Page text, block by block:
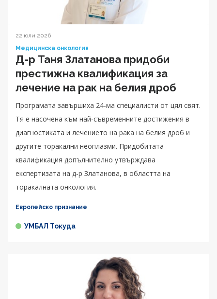
22 юли 2026
Медицинска онкология
Д-р Таня Златанова придоби
престижна квалификация за
лечение на рак на белия дроб
Програмата завършиха 24-ма специалисти от цял свят.
Тя е насочена към най-съвременните достижения в
диагностиката и лечението на рака на белия дроб и
другите торакални неоплазми. Придобитата
квалификация допълнително утвърждава
експертизата на д-р Златанова, в областта на
торакалната онкология.
Европейско признание
УМБАЛ Токуда